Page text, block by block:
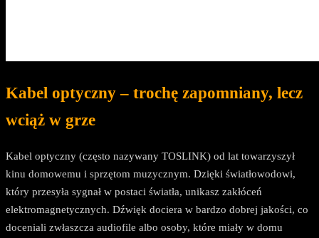
Kabel optyczny – trochę zapomniany, lecz
wciąż w grze
Kabel optyczny (często nazywany TOSLINK) od lat towarzyszył
kinu domowemu i sprzętom muzycznym. Dzięki światłowodowi,
który przesyła sygnał w postaci światła, unikasz zakłóceń
elektromagnetycznych. Dźwięk dociera w bardzo dobrej jakości, co
doceniali zwłaszcza audiofile albo osoby, które miały w domu